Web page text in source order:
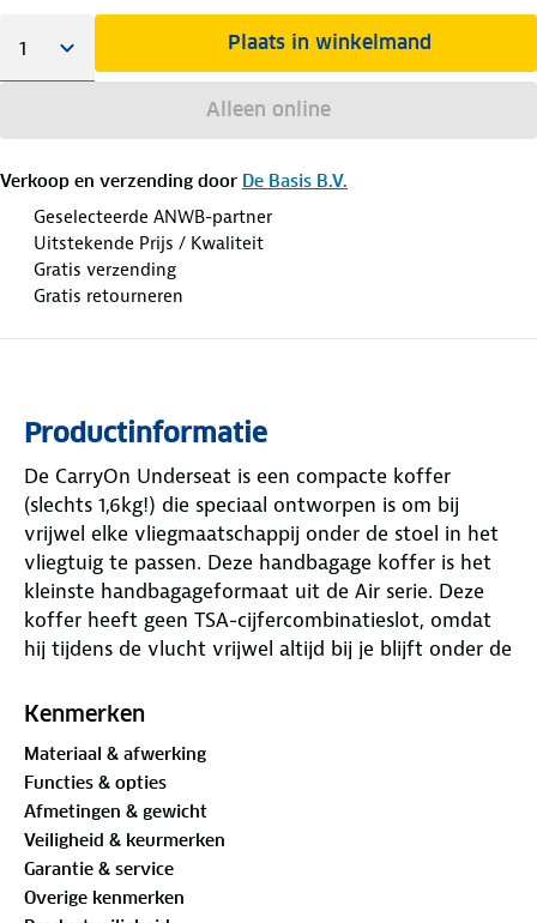
Plaats in winkelmand
Alleen online
Verkoop en verzending door De Basis B.V.
Geselecteerde ANWB-partner
Uitstekende Prijs / Kwaliteit
Gratis verzending
Gratis retourneren
Productinformatie
De CarryOn Underseat is een compacte koffer
(slechts 1,6kg!) die speciaal ontworpen is om bij
vrijwel elke vliegmaatschappij onder de stoel in het
vliegtuig te passen. Deze handbagage koffer is het
kleinste handbagageformaat uit de Air serie. Deze
koffer heeft geen TSA-cijfercombinatieslot, omdat
hij tijdens de vlucht vrijwel altijd bij je blijft onder de
wat het gewicht vermindert en het gebruiksgemak
plaats van vier, biedt deze koffer meer
binnenruimte dan een standaard underseater. De
verstelbare trekstang zorgt voor extra comfort
tijdens het vervoeren. Met een handig voorvak voor
reisdocumenten heb je alle kleine bagage snel bij de
hand.
Kenmerken
Materiaal & afwerking
Functies & opties
Afmetingen & gewicht
Veiligheid & keurmerken
Garantie & service
Overige kenmerken